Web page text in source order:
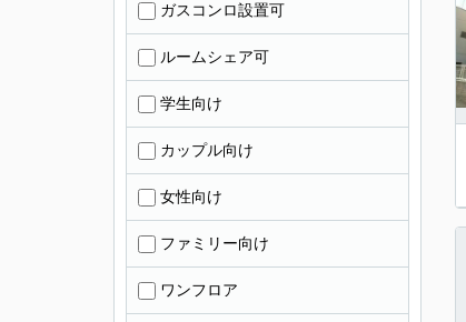
ガスコンロ設置可
ルームシェア可
学生向け
カップル向け
女性向け
ファミリー向け
ワンフロア